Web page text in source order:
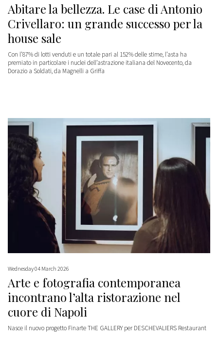
Abitare la bellezza. Le case di Antonio
Crivellaro: un grande successo per la
house sale
Con l’87% di lotti venduti e un totale pari al 152% delle stime, l’asta ha
premiato in particolare i nuclei dell’astrazione italiana del Novecento, da
Dorazio a Soldati, da Magnelli a Griffa
Wednesday 04 March 2026
Arte e fotografia contemporanea
incontrano l’alta ristorazione nel
cuore di Napoli
Nasce il nuovo progetto Finarte THE GALLERY per DESCHEVALIERS Restaurant